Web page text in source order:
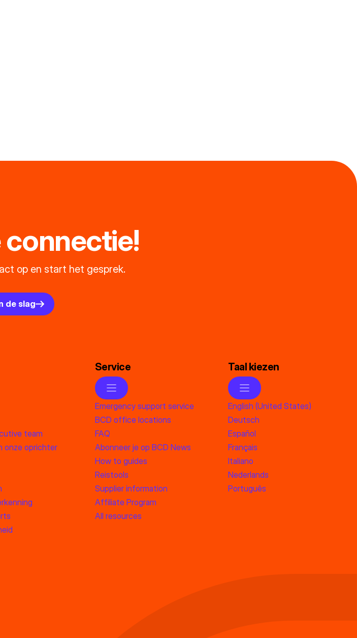
connectie!
op en start het gesprek.
de slag
team
onze oprichter
Service
Emergency support service
BCD office locations
FAQ
Abonneer je op BCD News
How to guides
Reistools
Supplier information
Affiliate Program
All resources
Taal kiezen
English (United States)
Deutsch
Español
Français
Italiano
Nederlands
Português